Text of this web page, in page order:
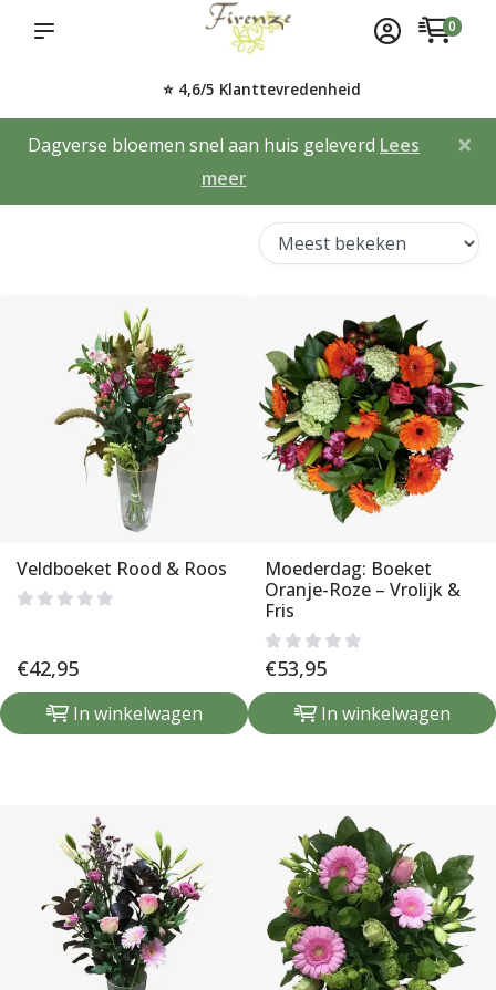
0
⭐ 4,6/5 Klanttevredenheid
Dagverse bloemen snel aan huis geleverd Lees
meer
×
Veldboeket Rood & Roos
€42,95
In winkelwagen
Moederdag: Boeket
Oranje-Roze – Vrolijk &
Fris
€53,95
In winkelwagen